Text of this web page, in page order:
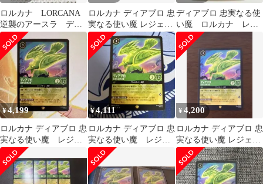
ロルカナ LORCANA
逆襲のアースラ ディ
アブロ レジェンダリ
ー
ロルカナ ディアブロ 忠
実なる使い魔 レジェン
ダリー 2枚
ディアブロ 忠実なる使
い魔 ロルカナ レジ
ェンダリー
¥4,199
ロルカナ ディアブロ 忠
実なる使い魔 レジェ
ンダリー
¥4,111
ロルカナ ディアブロ 忠
実なる使い魔 レジェ
ンダリー
¥4,200
ロルカナ ディアブロ 忠
実なる使い魔 レジェン
ダリー